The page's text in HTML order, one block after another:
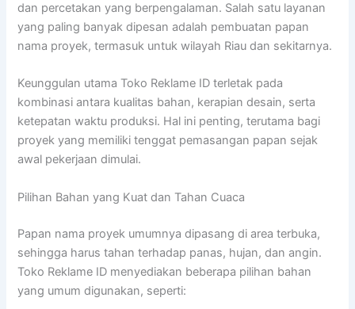
dan percetakan yang berpengalaman. Salah satu layanan
yang paling banyak dipesan adalah pembuatan papan
nama proyek, termasuk untuk wilayah Riau dan sekitarnya.
Keunggulan utama Toko Reklame ID terletak pada
kombinasi antara kualitas bahan, kerapian desain, serta
ketepatan waktu produksi. Hal ini penting, terutama bagi
proyek yang memiliki tenggat pemasangan papan sejak
awal pekerjaan dimulai.
Pilihan Bahan yang Kuat dan Tahan Cuaca
Papan nama proyek umumnya dipasang di area terbuka,
sehingga harus tahan terhadap panas, hujan, dan angin.
Toko Reklame ID menyediakan beberapa pilihan bahan
yang umum digunakan, seperti: